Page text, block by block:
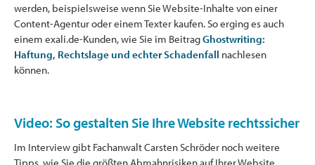
werden, beispielsweise wenn Sie Website-Inhalte von einer
Content-Agentur oder einem Texter kaufen. So erging es auch
einem exali.de-Kunden, wie Sie im BeitragGhostwriting:
Haftung, Rechtslage und echter Schadenfall nachlesen
können.
Video: So gestalten Sie Ihre Website rechtssicher
Im Interview gibt Fachanwalt Carsten Schröder noch weitere
Tipps, wie Sie die größten Abmahnrisiken auf Ihrer Website